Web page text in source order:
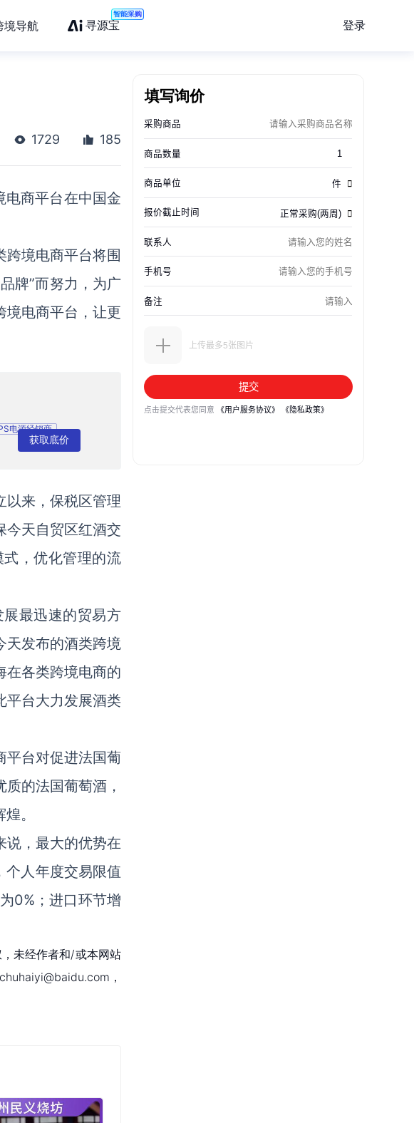
境导航 寻源宝
智能采购
登录
1729 185
电商平台在中国金
跨境电商平台将围
牌”而努力，为广
境电商平台，让更
电源经销商
获取底价
以来，保税区管理
今天自贸区红酒交
，优化管理的流
最迅速的贸易方
天发布的酒类跨境
在各类跨境电商的
平台大力发展酒类
平台对促进法国葡
的法国葡萄酒，
。
说，最大的优势在
人年度交易限值
0%；进口环节增
未经作者和/或本网站
，
填写询价